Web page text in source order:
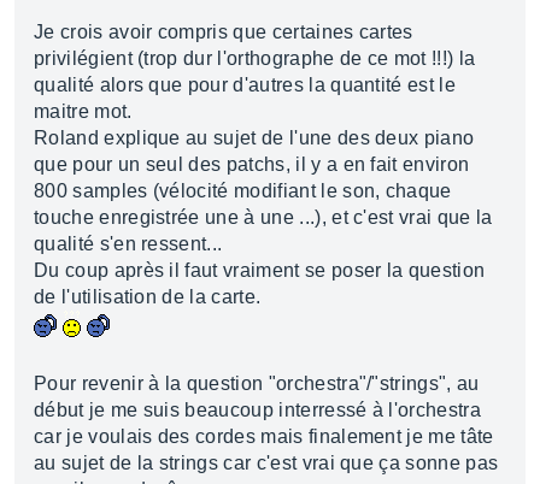
Je crois avoir compris que certaines cartes
privilégient (trop dur l'orthographe de ce mot !!!) la
qualité alors que pour d'autres la quantité est le
maitre mot.
Roland explique au sujet de l'une des deux piano
que pour un seul des patchs, il y a en fait environ
800 samples (vélocité modifiant le son, chaque
touche enregistrée une à une ...), et c'est vrai que la
qualité s'en ressent...
Du coup après il faut vraiment se poser la question
de l'utilisation de la carte.
Pour revenir à la question "orchestra"/"strings", au
début je me suis beaucoup interressé à l'orchestra
car je voulais des cordes mais finalement je me tâte
au sujet de la strings car c'est vrai que ça sonne pas